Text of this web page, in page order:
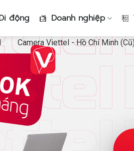
động Doanh nghiệp
Camera Viettel - Hồ Chí Minh